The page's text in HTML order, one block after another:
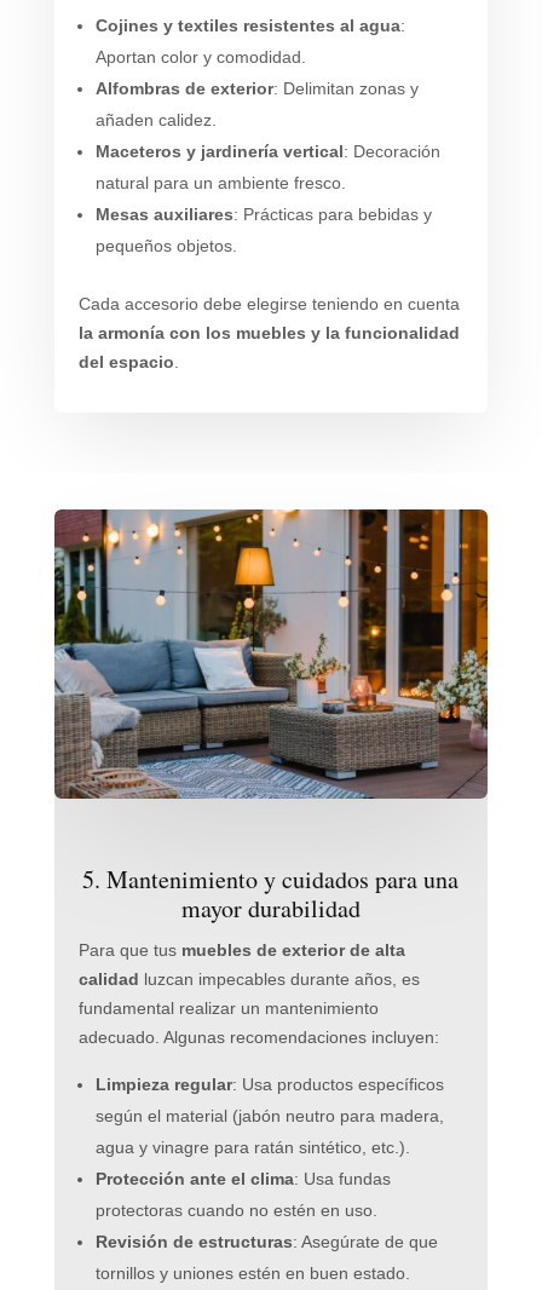
Cojines y textiles resistentes al agua:
Aportan color y comodidad.
Alfombras de exterior: Delimitan zonas y
añaden calidez.
Maceteros y jardinería vertical: Decoración
natural para un ambiente fresco.
Mesas auxiliares: Prácticas para bebidas y
pequeños objetos.
Cada accesorio debe elegirse teniendo en cuenta
la armonía con los muebles y la funcionalidad
del espacio
5. Mantenimiento y cuidados para una
mayor durabilidad
Para que tus muebles de exterior de alta
calidad luzcan impecables durante años, es
fundamental realizar un mantenimiento
adecuado. Algunas recomendaciones incluyen:
Limpieza regular: Usa productos específicos
según el material (jabón neutro para madera,
agua y vinagre para ratán sintético, etc.).
Protección ante el clima: Usa fundas
protectoras cuando no estén en uso.
Revisión de estructuras: Asegúrate de que
tornillos y uniones estén en buen estado.